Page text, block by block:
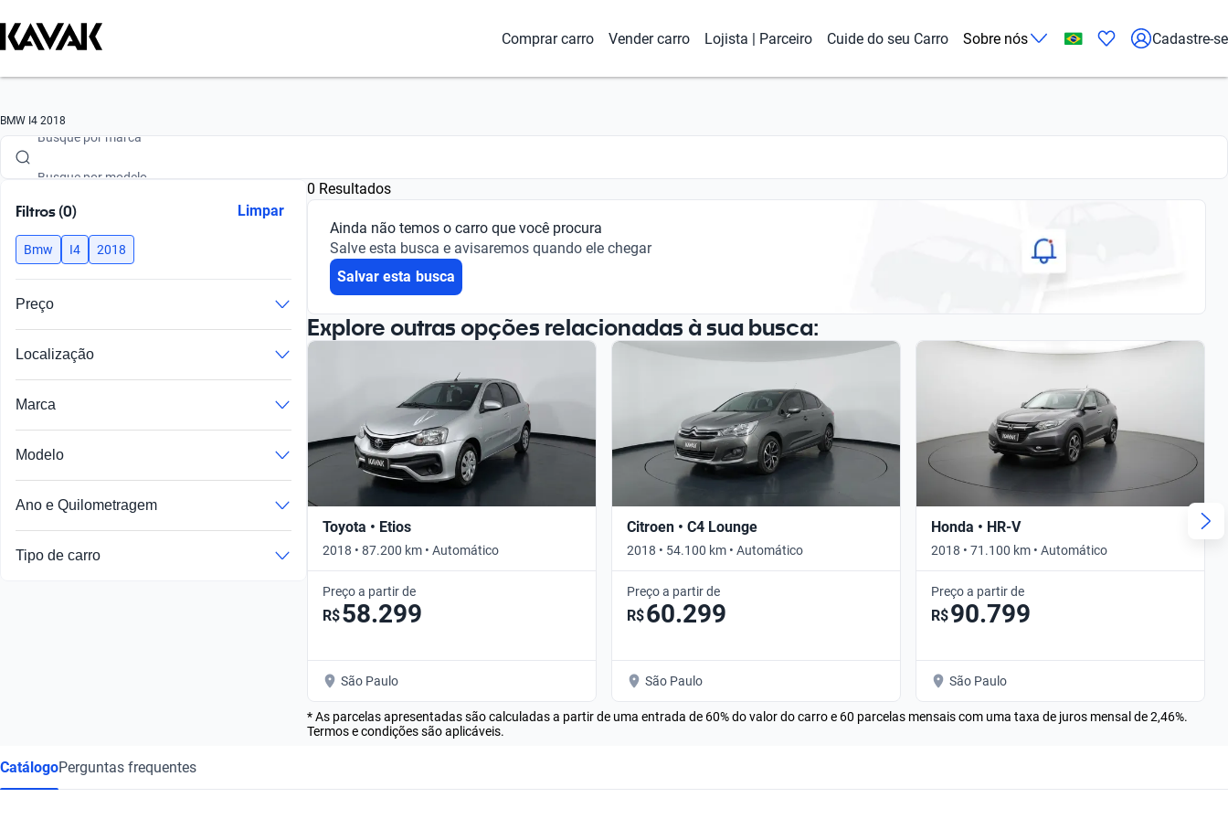
Comprar carro Vender carro Lojista | Parceiro Cuide do seu Carro Sobre nós Cadastre-se
BMW I4 2018Busque por marca
Busque por ano
Busque por marca
Busque por versão
Busque por ano
Filtros (0) Limpar
Bmw I4 2018
Preço
Localização
Marca
Modelo
Ano e Quilometragem
Tipo de carro
0 Resultados
Ainda não temos o carro que você procura
Salve esta busca e avisaremos quando ele chegar
Salvar esta busca
Explore outras opções relacionadas à sua busca:
Toyota • Etios
2018 • 87.200 km • Automático
Preço a partir de
R$58.299
São Paulo
Citroen • C4 Lounge
2018 • 54.100 km • Automático
Preço a partir de
R$60.299
São Paulo
Honda • HR-V
2018 • 71.100 km • Automático
Preço a partir de
R$90.799
São Paulo
* As parcelas apresentadas são calculadas a partir de uma entrada de 60% do valor do carro e 60 parcelas mensais com uma taxa de juros mensal de 2,46%.
Termos e condições são aplicáveis.
CatálogoPerguntas frequentes